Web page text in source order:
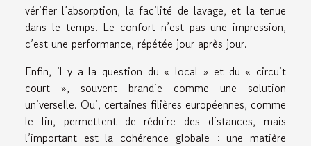
vérifier l’absorption, la facilité de lavage, et la tenue
dans le temps. Le confort n’est pas une impression,
c’est une performance, répétée jour après jour.
Enfin, il y a la question du « local » et du « circuit
court », souvent brandie comme une solution
universelle. Oui, certaines filières européennes, comme
le lin, permettent de réduire des distances, mais
l’important est la cohérence globale : une matière